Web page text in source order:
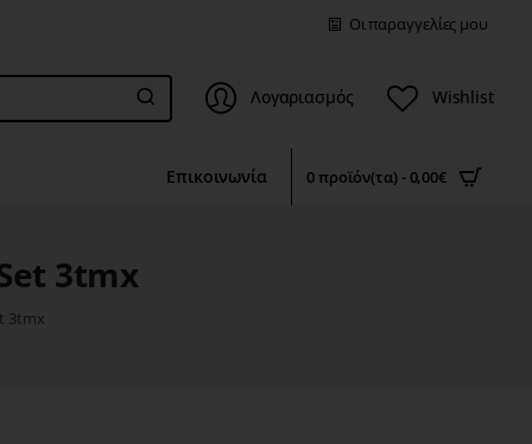
Οι παραγγελίες μου
Λογαριασμός Wishlist
Επικοινωνία 0 προϊόν(τα) - 0,00€
3tmx
3tmx